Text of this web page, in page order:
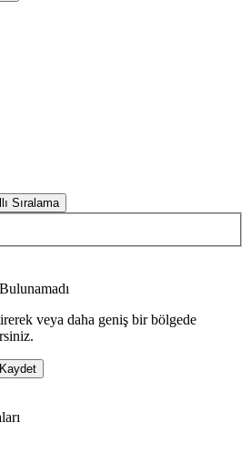
Sıralama
veya daha geniş bir bölgede